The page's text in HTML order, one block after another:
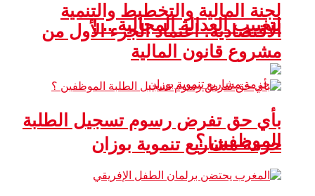
لتغييب العدالة المجالية .. !
حزمة مشاريع تنموية بوزان
لجنة المالية والتخطيط والتنمية
الاقتصادية: اعتماد الجزء الأول من
مشروع قانون المالية
بأي حق تفرض رسوم تسجيل الطلبة
الموظفين ؟